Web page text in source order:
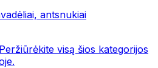
antsnukiai
Peržiūrėkite visą šios kategorijos